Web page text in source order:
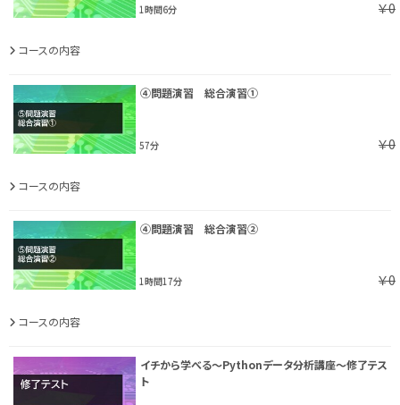
1時間6分 ￥0
コースの内容
④問題演習 総合演習①
57分 ￥0
コースの内容
④問題演習 総合演習②
1時間17分 ￥0
コースの内容
イチから学べる～Pythonデータ分析講座～修了テス
ト